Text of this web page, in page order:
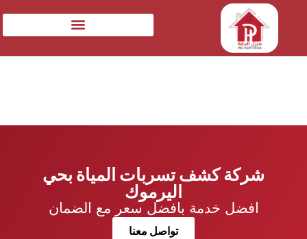
شركة كشف تسربات المياة بحي
اليرموك
افضل خدمة بافضل سعر مع الضمان
تواصل معنا